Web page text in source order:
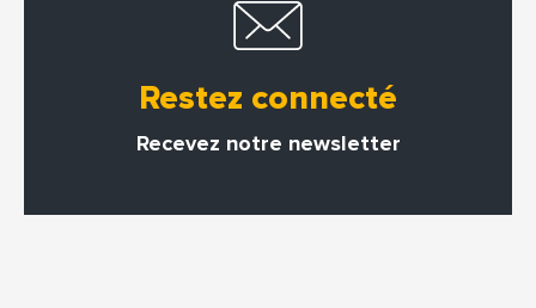
Restez connecté
Recevez notre newsletter